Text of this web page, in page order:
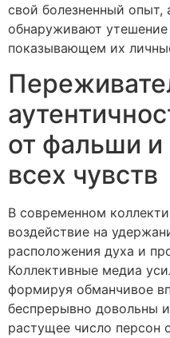
свой болезненный опыт,
обнаруживают
показывающем их
от фальши и
всех чувств
В современном
воздействие на
расположения духа и
Коллективные медиа
формируя обманчивое
беспрерывно довольны
растущее число персон